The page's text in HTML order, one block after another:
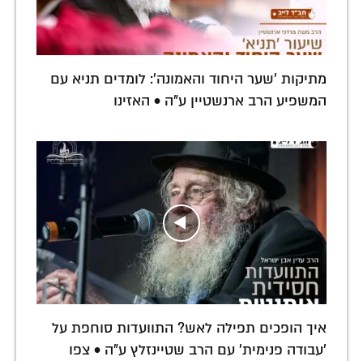
מתיקות 'שער היחוד והאמונה': לומדים תניא עם
המשפיע הרב ארנשטיין ע"ה • האזינו
איך הופכים תפילה לאש? התוועדות סוחפת על
'עבודה פנימית' עם הרב שטיינזלץ ע"ה • צפו